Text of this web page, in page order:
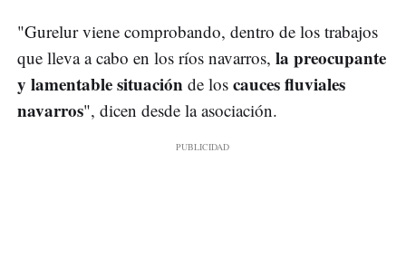
"Gurelur viene comprobando, dentro de los trabajos
que lleva a cabo en los ríos navarros, la preocupante
y lamentable situación de los cauces fluviales
navarros", dicen desde la asociación.